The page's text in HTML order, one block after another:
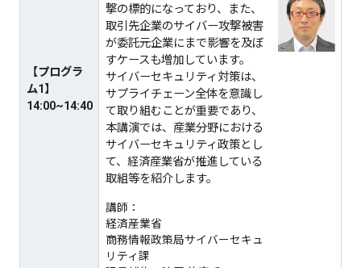
【プログラ
ム1】
14:00~14:40
撃の標的になっており、また、
取引先企業のサイバー攻撃被害
が委託元企業にまで影響を及ぼ
すケースも増加しています。
サイバーセキュリティ対策は、
サプライチェーン全体を意識し
て取り組むことが重要であり、
本講演では、産業分野における
サイバーセキュリティ政策とし
て、経済産業省が推進している
取組等を紹介します。
講師：
経済産業省​
商務情報政策局サイバーセキュ
リティ課​